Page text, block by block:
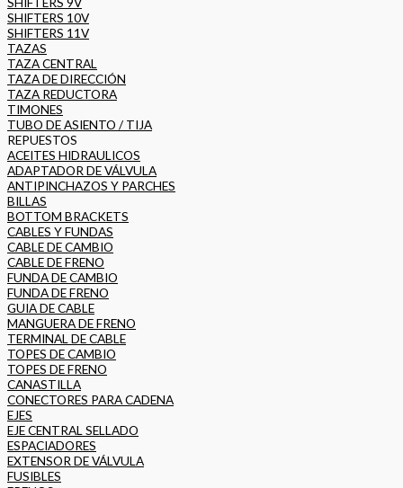
SHIFTERS 10V
SHIFTERS 11V
TAZAS
TAZA CENTRAL
TAZA DE DIRECCIÓN
TAZA REDUCTORA
TIMONES
TUBO DE ASIENTO / TIJA
REPUESTOS
ACEITES HIDRAULICOS
ADAPTADOR DE VÁLVULA
ANTIPINCHAZOS Y PARCHES
BILLAS
BOTTOM BRACKETS
CABLES Y FUNDAS
CABLE DE CAMBIO
CABLE DE FRENO
FUNDA DE CAMBIO
FUNDA DE FRENO
GUIA DE CABLE
MANGUERA DE FRENO
TERMINAL DE CABLE
TOPES DE CAMBIO
TOPES DE FRENO
CANASTILLA
CONECTORES PARA CADENA
EJES
EJE CENTRAL SELLADO
ESPACIADORES
EXTENSOR DE VÁLVULA
FUSIBLES